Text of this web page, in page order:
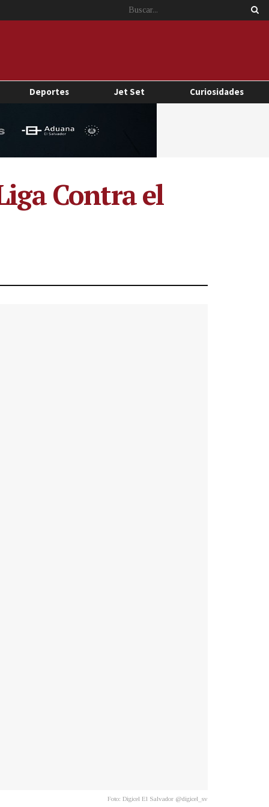
Deportes Jet Set Curiosidades
Contra el
Foto: Digicel El Salvador @digicel_sv